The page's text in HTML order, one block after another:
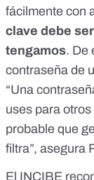
fácilmente con
clave debe
tengamos. De
contraseña de
“Una
uses para
probable que
filtra”, asegura
El INCIBE